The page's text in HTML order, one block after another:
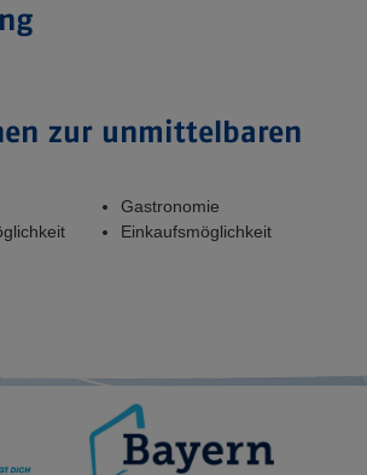
zur unmittelbaren
Gastronomie
Einkaufsmöglichkeit